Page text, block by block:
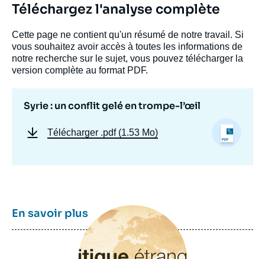
Téléchargez l'analyse complète
Cette page ne contient qu'un résumé de notre travail. Si
vous souhaitez avoir accès à toutes les informations de
notre recherche sur le sujet, vous pouvez télécharger la
version complète au format PDF.
Syrie : un conflit gelé en trompe-l’œil
Télécharger .pdf (1.53 Mo)
En savoir plusImage
principale